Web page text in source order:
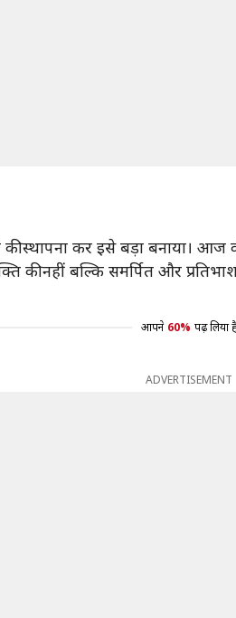
की स्थापना कर इसे बड़ा बनाया।
नहीं बल्कि समर्पित और
आपने 60% पढ़ लिया
ADVERTISEMENT